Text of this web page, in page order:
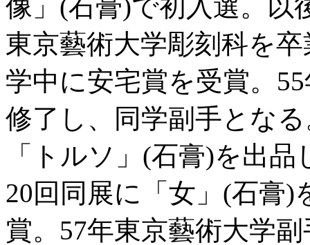
像」(石膏)で初入選。以
東京藝術大学彫刻科を
学中に安宅賞を受賞。
修了し、同学副手とな
「トルソ」(石膏)を出
20回同展に「女」(石膏)
賞。57年東京藝術大学